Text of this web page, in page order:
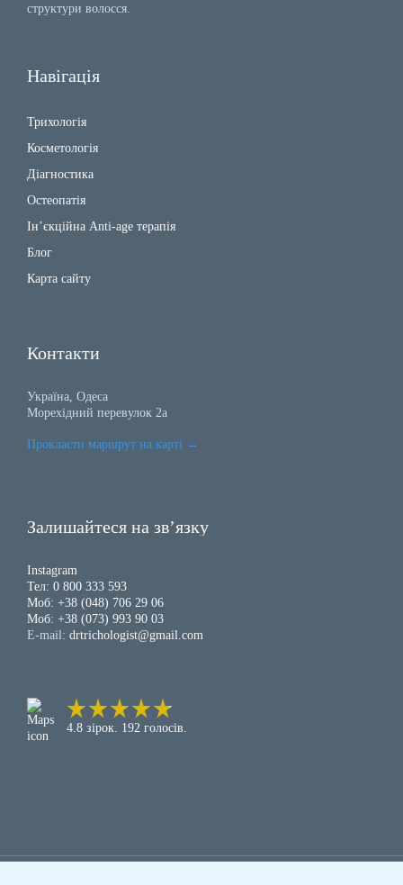
структури волосся.
Навігація
Трихологія
Косметологія
Діагностика
Остеопатія
Ін’єкційна Anti-age терапія
Блог
Карта сайту
Контакти
Україна, Одеса
Морехідний перевулок 2а
Прокласти маршрут на карті →
Залишайтеся на зв’язку
Instagram
Тел: 0 800 333 593
Моб: +38 (048) 706 29 06
Моб: +38 (073) 993 90 03
E-mail: drtrichologist@gmail.com
4.8 зірок. 192 голосів.